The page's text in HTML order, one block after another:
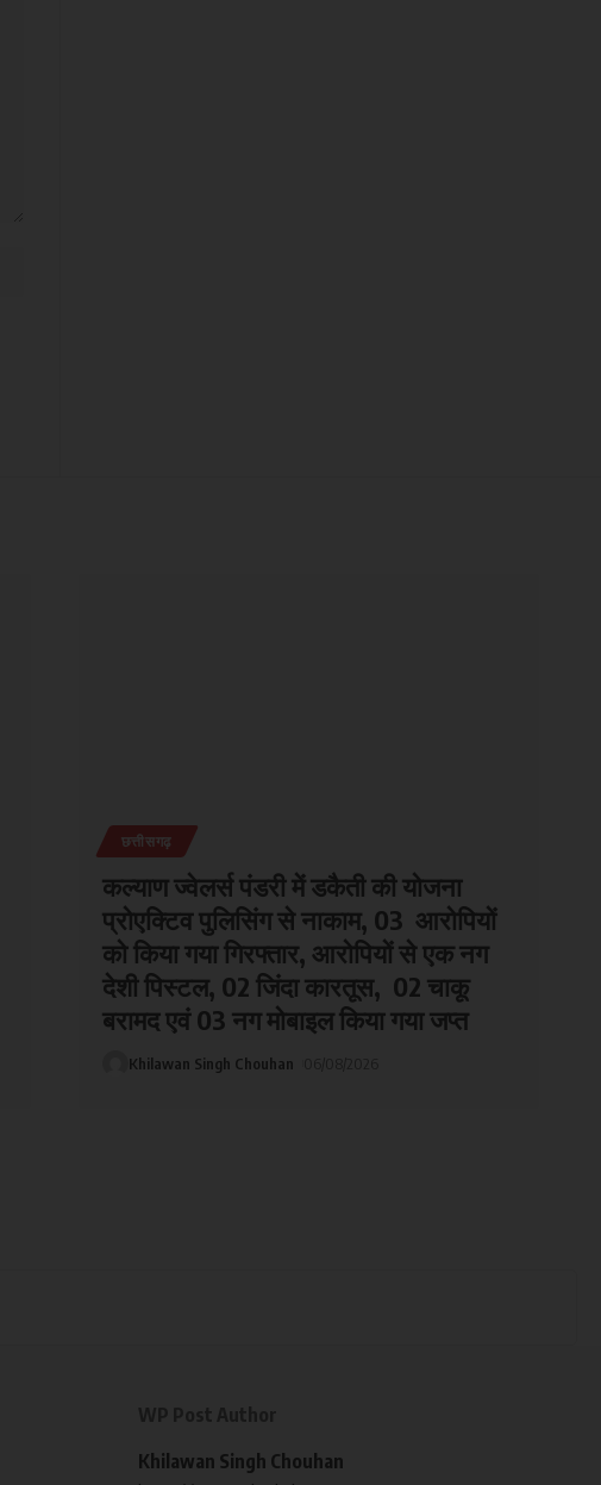
छत्तीसगढ़
कल्याण ज्वेलर्स पंडरी में डकैती की योजना
प्रोएक्टिव पुलिसिंग से नाकाम, 03 आरोपियों
को किया गया गिरफ्तार, आरोपियों से एक नग
देशी पिस्टल, 02 जिंदा कारतूस, 02 चाकू
बरामद एवं 03 नग मोबाइल किया गया जप्त
Khilawan Singh Chouhan
Khilawan Singh Chouhan